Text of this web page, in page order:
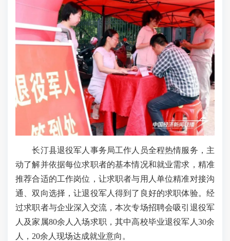
长汀县退役军人事务局工作人员全程热情服务，主
动了解并依据每位求职者的基本情况和就业需求，精准
推荐合适的工作岗位，让求职者与用人单位精准对接沟
通、双向选择，让退役军人得到了良好的求职体验。经
过求职者与企业深入交流，本次专场招聘会吸引退役军
人及家属80余人入场求职，其中高校毕业退役军人30余
人，20余人现场达成就业意向。